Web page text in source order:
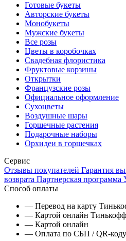
Готовые букеты
Авторские букеты
Монобукеты
Мужские букеты
Все розы
Цветы в коробочках
Свадебная флористика
Фруктовые корзины
Открытки
Французские розы
Официальное оформление
Сухоцветы
Воздушные шары
Горшечные растения
Подарочные наборы
Орхидеи в горшечках
Сервис
Отзывы покупателей Гарантия
возврата Партнерская программа
Способ оплаты
— Перевод на карту
— Картой онлайн Тинькофф
— Картой онлайн
— Оплата по СБП / QR-коду